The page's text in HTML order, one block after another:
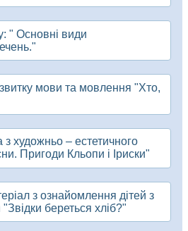
" Основні види
мови та мовлення "Хто,
художньо – естетичного
Пригоди Кльопи і Іриски"
з ознайомлення дітей з
береться хліб?"